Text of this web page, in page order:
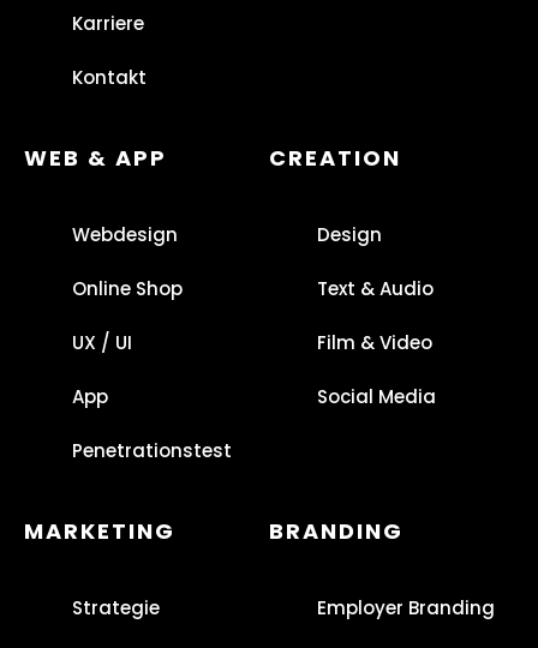
Karriere
Kontakt
WEB & APP
Webdesign
Online Shop
UX / UI
App
Penetrationstest
CREATION
Design
Text & Audio
Film & Video
Social Media
MARKETING
Strategie
BRANDING
Employer Branding